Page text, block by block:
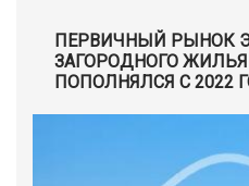
ПЕРВИЧНЫЙ РЫНОК
ЗАГОРОДНОГО ЖИЛЬЯ
ПОПОЛНЯЛСЯ С 2022